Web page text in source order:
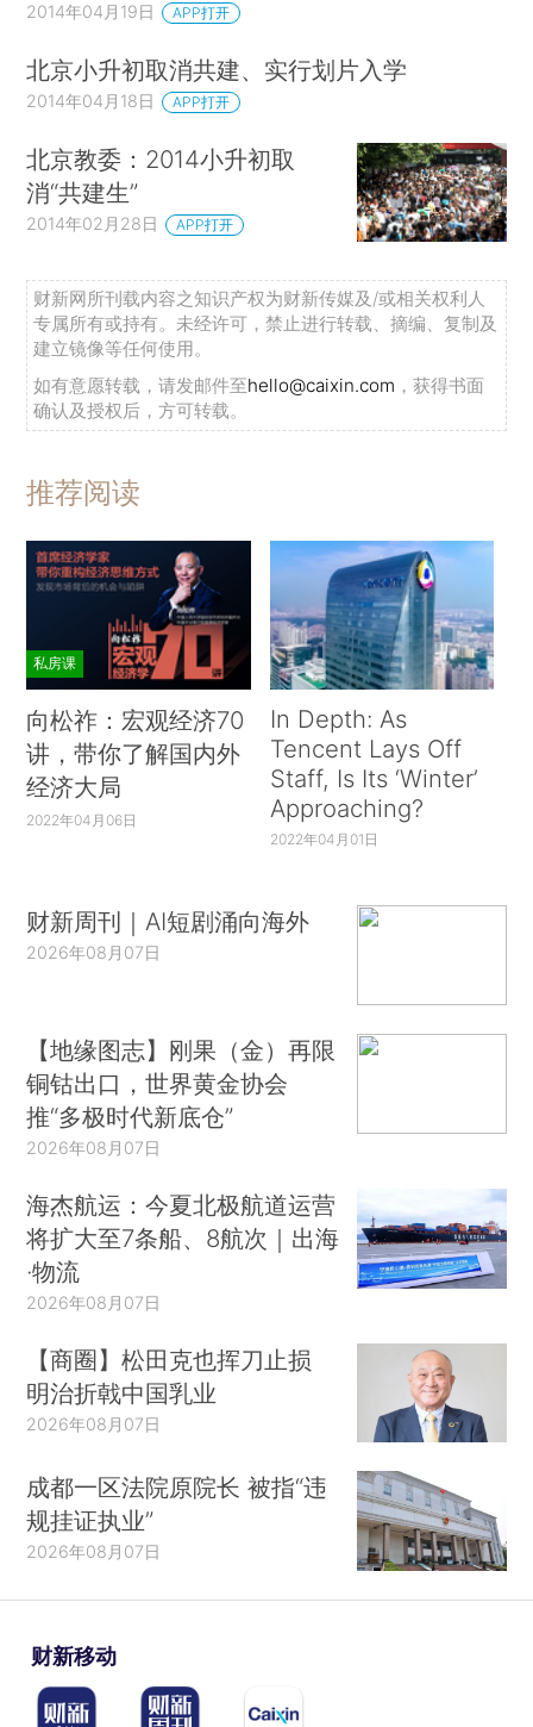
2014年04月19日 APP打开
北京小升初取消共建、实行划片入学
2014年04月18日 APP打开
北京教委：2014小升初取
消“共建生”
2014年02月28日 APP打开
财新网所刊载内容之知识产权为财新传媒及/或相关权利人
专属所有或持有。未经许可，禁止进行转载、摘编、复制及
建立镜像等任何使用。
如有意愿转载，请发邮件至hello@caixin.com ，获得书面
确认及授权后，方可转载。
推荐阅读
私房课
向松祚：宏观经济70
讲，带你了解国内外
经济大局
2022年04月06日
In Depth: As
Tencent Lays Off
Staff, Is Its ‘Winter’
Approaching?
2022年04月01日
财新周刊｜AI短剧涌向海外
2026年08月07日
【地缘图志】刚果（金）再限
铜钴出口，世界黄金协会
推“多极时代新底仓”
2026年08月07日
海杰航运：今夏北极航道运营
将扩大至7条船、8航次｜出海
·物流
2026年08月07日
【商圈】松田克也挥刀止损
明治折戟中国乳业
2026年08月07日
成都一区法院原院长 被指“违
规挂证执业”
2026年08月07日
财新移动